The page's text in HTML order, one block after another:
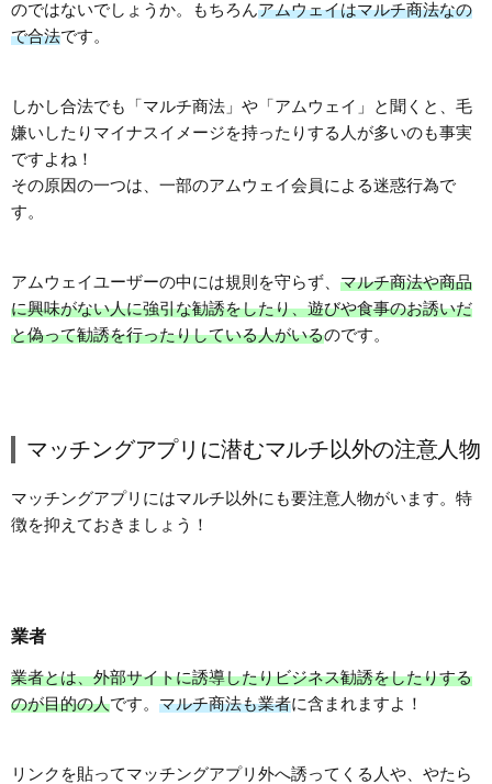
のではないでしょうか。もちろんアムウェイはマルチ商法なの
で合法です。
しかし合法でも「マルチ商法」や「アムウェイ」と聞くと、毛
嫌いしたりマイナスイメージを持ったりする人が多いのも事実
ですよね！
その原因の一つは、一部のアムウェイ会員による迷惑行為で
す。
アムウェイユーザーの中には規則を守らず、 マルチ商法や商品
に興味がない人に強引な勧誘をしたり、遊びや食事のお誘いだ
と偽って勧誘を行ったりしている人がいるのです。
マッチングアプリに潜むマルチ以外の注意人物
マッチングアプリにはマルチ以外にも要注意人物がいます。特
徴を抑えておきましょう！
業者
業者とは、外部サイトに誘導したりビジネス勧誘をしたりする
のが目的の人です。 マルチ商法も業者に含まれますよ！
リンクを貼ってマッチングアプリ外へ誘ってくる人や、やたら